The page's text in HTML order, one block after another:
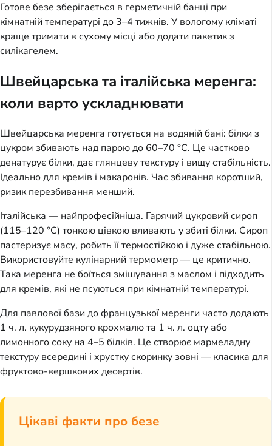
Готове безе зберігається в герметичній банці при
кімнатній температурі до 3–4 тижнів. У вологому кліматі
краще тримати в сухому місці або додати пакетик з
силікагелем.
Швейцарська та італійська меренга:
коли варто ускладнювати
Швейцарська меренга готується на водяній бані: білки з
цукром збивають над парою до 60–70 °C. Це частково
денатурує білки, дає глянцеву текстуру і вищу стабільність.
Ідеально для кремів і макаронів. Час збивання коротший,
ризик перезбивання менший.
Італійська — найпрофесійніша. Гарячий цукровий сироп
(115–120 °C) тонкою цівкою вливають у збиті білки. Сироп
пастеризує масу, робить її термостійкою і дуже стабільною.
Використовуйте кулінарний термометр — це критично.
Така меренга не боїться змішування з маслом і підходить
для кремів, які не псуються при кімнатній температурі.
Для павлової бази до французької меренги часто додають
1 ч. л. кукурудзяного крохмалю та 1 ч. л. оцту або
лимонного соку на 4–5 білків. Це створює мармеладну
текстуру всередині і хрустку скоринку зовні — класика для
фруктово-вершкових десертів.
Цікаві факти про безе